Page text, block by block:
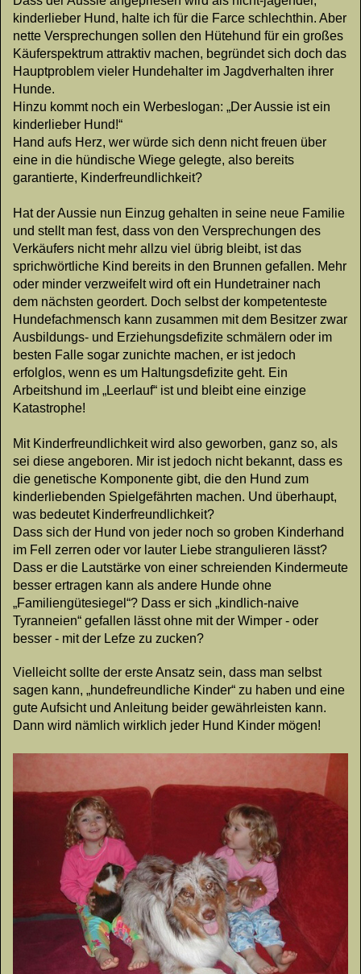
kinderlieber Hund, halte ich für die Farce schlechthin. Aber
nette Versprechungen sollen den Hütehund für ein großes
Käuferspektrum attraktiv machen, begründet sich doch das
Hauptproblem vieler Hundehalter im Jagdverhalten ihrer
Hunde.
Hinzu kommt noch ein Werbeslogan: „Der Aussie ist ein
kinderlieber Hund!“
Hand aufs Herz, wer würde sich denn nicht freuen über
eine in die hündische Wiege gelegte, also bereits
garantierte, Kinderfreundlichkeit?
Hat der Aussie nun Einzug gehalten in seine neue Familie
und stellt man fest, dass von den Versprechungen des
Verkäufers nicht mehr allzu viel übrig bleibt, ist das
sprichwörtliche Kind bereits in den Brunnen gefallen. Mehr
oder minder verzweifelt wird oft ein Hundetrainer nach
dem nächsten geordert. Doch selbst der kompetenteste
Hundefachmensch kann zusammen mit dem Besitzer zwar
Ausbildungs- und Erziehungsdefizite schmälern oder im
besten Falle sogar zunichte machen, er ist jedoch
erfolglos, wenn es um Haltungsdefizite geht. Ein
Arbeitshund im „Leerlauf“ ist und bleibt eine einzige
Katastrophe!
Mit Kinderfreundlichkeit wird also geworben, ganz so, als
sei diese angeboren. Mir ist jedoch nicht bekannt, dass es
die genetische Komponente gibt, die den Hund zum
kinderliebenden Spielgefährten machen. Und überhaupt,
was bedeutet Kinderfreundlichkeit?
Dass sich der Hund von jeder noch so groben Kinderhand
im Fell zerren oder vor lauter Liebe strangulieren lässt?
Dass er die Lautstärke von einer schreienden Kindermeute
besser ertragen kann als andere Hunde ohne
„Familiengütesiegel“? Dass er sich „kindlich-naive
Tyranneien“ gefallen lässt ohne mit der Wimper - oder
besser - mit der Lefze zu zucken?
Vielleicht sollte der erste Ansatz sein, dass man selbst
sagen kann, „hundefreundliche Kinder“ zu haben und eine
gute Aufsicht und Anleitung beider gewährleisten kann.
Dann wird nämlich wirklich jeder Hund Kinder mögen!